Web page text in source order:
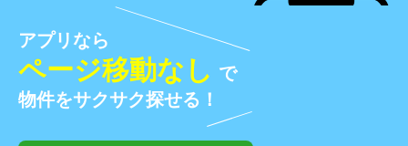
アプリなら
ページ移動なし で
物件をサクサク探せる！